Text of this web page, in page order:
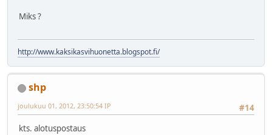
Miks ?
http://www.kaksikasvihuonetta.blogspot.fi/
shp
#14
joulukuu 01, 2012, 23:50:54 IP
kts. alotuspostaus